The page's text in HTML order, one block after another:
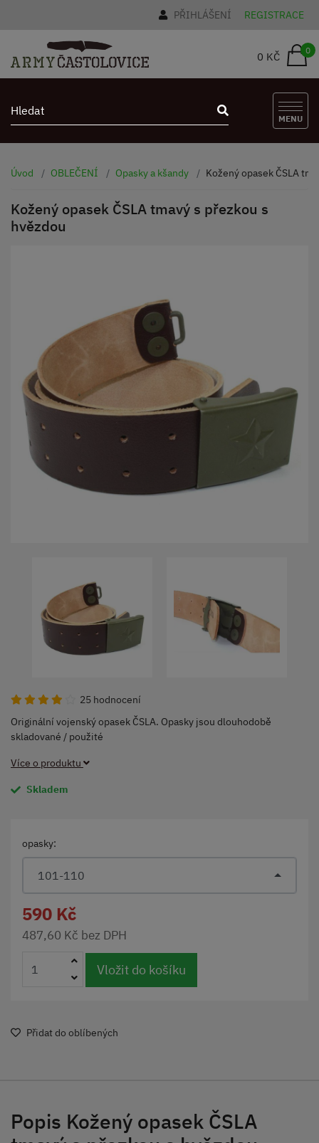
PŘIHLÁŠENÍ REGISTRACE
0 KČ 0
MENU
Úvod OBLEČENÍ Opasky a kšandy Kožený opasek ČSLA
Kožený opasek ČSLA tmavý s přezkou s
hvězdou
25 hodnocení
Originální vojenský opasek ČSLA. Opasky jsou dlouhodobě
skladované / použité
Více o produktu
Skladem
opasky:
101-110
590 Kč
487,60 Kč bez DPH
Vložit do košíku
Přidat do oblíbených
Popis Kožený opasek ČSLA